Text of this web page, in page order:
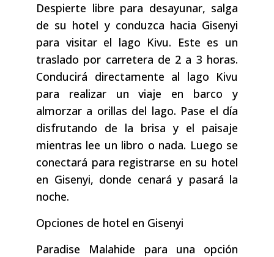
Despierte libre para desayunar, salga
de su hotel y conduzca hacia Gisenyi
para visitar el lago Kivu. Este es un
traslado por carretera de 2 a 3 horas.
Conducirá directamente al lago Kivu
para realizar un viaje en barco y
almorzar a orillas del lago. Pase el día
disfrutando de la brisa y el paisaje
mientras lee un libro o nada. Luego se
conectará para registrarse en su hotel
en Gisenyi, donde cenará y pasará la
noche.
Opciones de hotel en Gisenyi
Paradise Malahide para una opción